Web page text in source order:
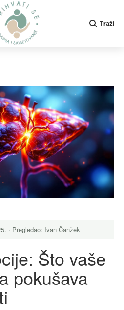
Search:
Traži
· Pregledao: Ivan Čanžek
Što vaše
pokušava